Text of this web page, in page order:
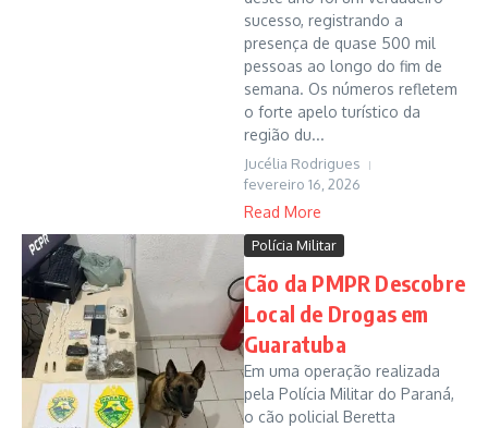
sucesso, registrando a
presença de quase 500 mil
pessoas ao longo do fim de
semana. Os números refletem
o forte apelo turístico da
região du...
Jucélia Rodrigues
fevereiro 16, 2026
Read More
Polícia Militar
Cão da PMPR Descobre
Local de Drogas em
Guaratuba
Em uma operação realizada
pela Polícia Militar do Paraná,
o cão policial Beretta